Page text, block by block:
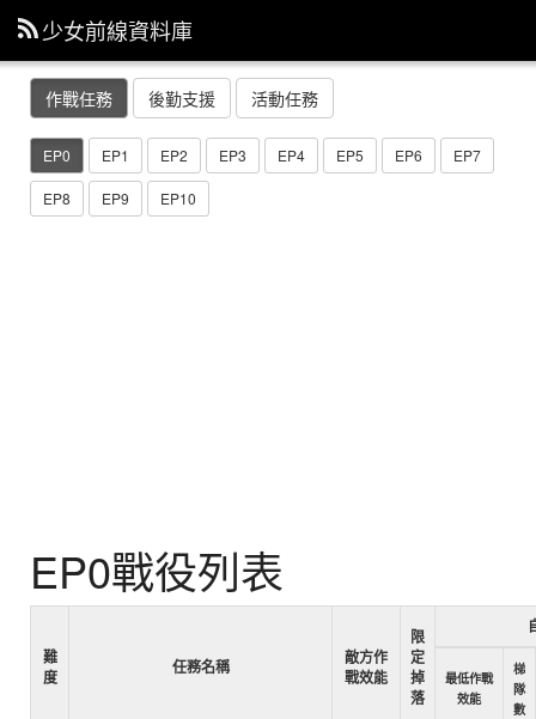
少女前線資料庫
作戰任務 後勤支援 活動任務
EP0 EP1 EP2 EP3 EP4 EP5 EP6 EP7
EP8 EP9 EP10
EP0戰役列表
難
度
任務名稱
敵方作
戰效能
限
定
掉
落
最低作戰
效能
梯
隊
數